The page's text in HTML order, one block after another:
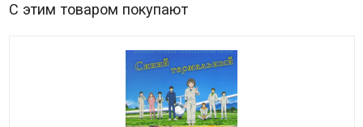
С этим товаром покупают